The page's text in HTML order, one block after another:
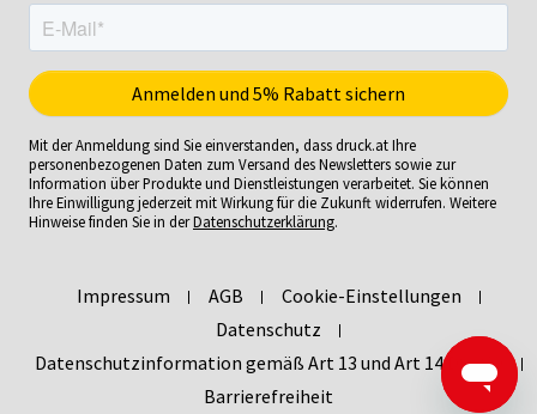
Mit der Anmeldung sind Sie einverstanden, dass druck.at Ihre
personenbezogenen Daten zum Versand des Newsletters sowie zur
Information über Produkte und Dienstleistungen verarbeitet. Sie können
Ihre Einwilligung jederzeit mit Wirkung für die Zukunft widerrufen. Weitere
Hinweise finden Sie in derDatenschutzerklärung.
Impressum AGB
Cookie-Einstellungen
Datenschutz
Datenschutzinformation gemäß Art 13 und Art 14 DSGVO
Barrierefreiheit